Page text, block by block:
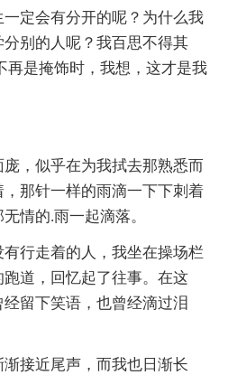
定会有分开的呢？为什么我
别的人呢？我百思不得其
再是掩饰时，我想，这才是我
，似乎在为我拭去那熟悉而
那针一样的雨滴一下下刺着
情的.雨一起滴落。
行走着的人，我坐在操场栏
道，回忆起了往事。在这
留下笑语，也曾经滴过泪
接近尾声，而我也日渐长